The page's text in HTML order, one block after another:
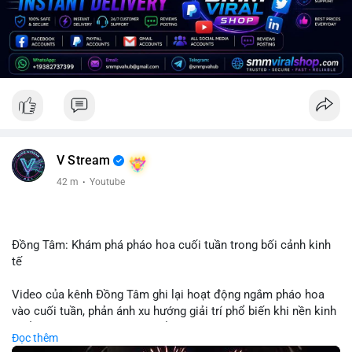
V Stream
42 m · Youtube
Đồng Tâm: Khám phá pháo hoa cuối tuần trong bối cảnh kinh
tế
Video của kênh Đồng Tâm ghi lại hoạt động ngắm pháo hoa
vào cuối tuần, phản ánh xu hướng giải trí phổ biến khi nền kinh
trải nghiệm hơn là đầu tư vào tài sản vật chất. Trong bối cảnh
Đọc thêm